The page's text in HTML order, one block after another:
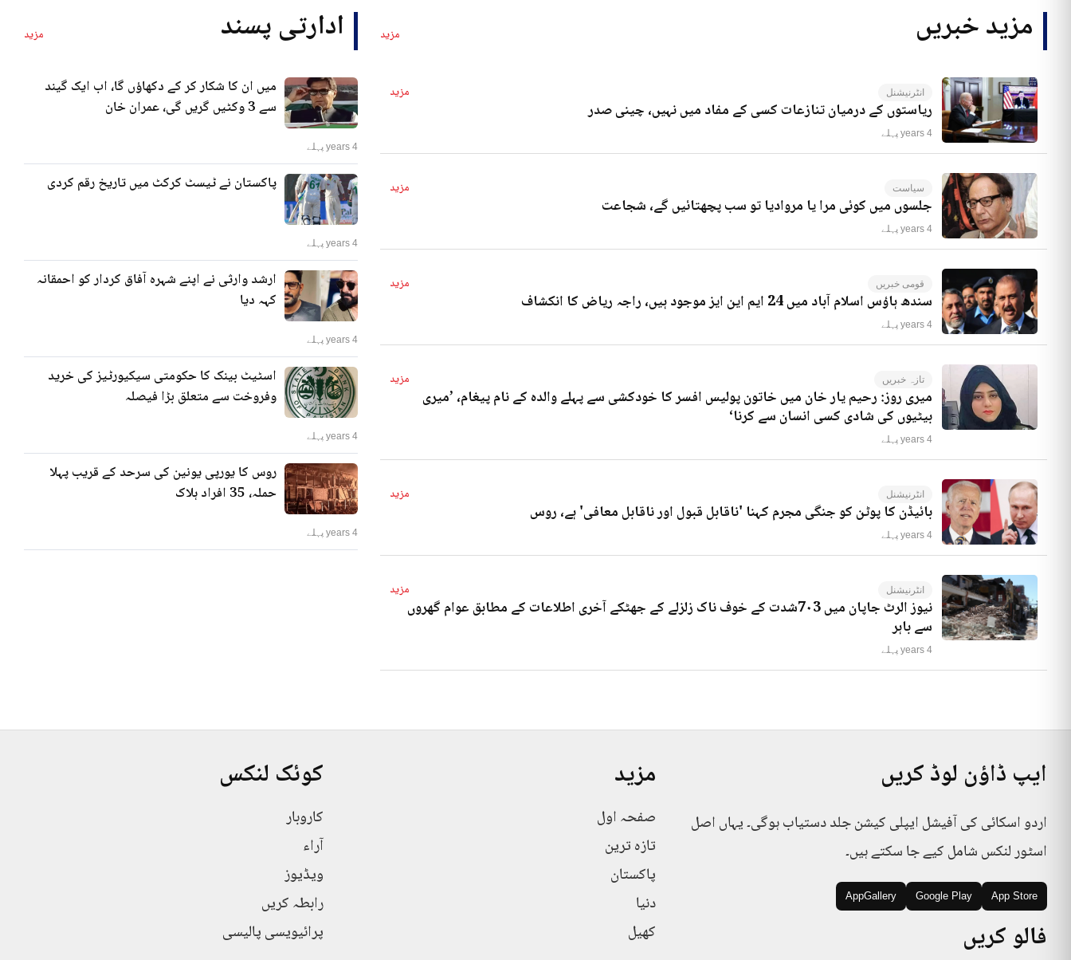
مزید خبریں مزید
انٹرنیشنل مزید
ریاستوں کے درمیان تنازعات کسی کے مفاد میں نہیں، چینی صدر
4 years پہلے
سیاست مزید
جلسوں میں کوئی مرا یا مروادیا تو سب پچھتائیں گے، شجاعت
4 years پہلے
قومی خبریں مزید
سندھ ہاؤس اسلام آباد میں 24 ایم این ایز موجود ہیں، راجہ ریاض کا انکشاف
4 years پہلے
تازہ خبریں مزید
میری روز: رحیم یار خان میں خاتون پولیس افسر کا خودکشی سے پہلے والدہ کے نام پیغام، ’میری
بیٹیوں کی شادی کسی انسان سے کرنا‘
4 years پہلے
انٹرنیشنل مزید
بائیڈن کا پوٹن کو جنگی مجرم کہنا 'ناقابل قبول اور ناقابل معافی' ہے، روس
4 years پہلے
انٹرنیشنل مزید
نیوز الرٹ جاپان میں 7۰3شدت کے خوف ناک زلزلے کے جھٹکے آخری اطلاعات کے مطابق عوام گھروں
سے باہر
4 years پہلے
ادارتی پسند مزید
میں ان کا شکار کر کے دکھاؤں گا، اب ایک گیند
سے 3 وکٹیں گریں گی، عمران خان
4 years پہلے
پاکستان نے ٹیسٹ کرکٹ میں تاریخ رقم کردی
4 years پہلے
ارشد وارثی نے اپنے شہرہ آفاق کردار کو احمقانہ
کہہ دیا
4 years پہلے
اسٹیٹ بینک کا حکومتی سیکیورٹیز کی خرید
وفروخت سے متعلق بڑا فیصلہ
4 years پہلے
روس کا یورپی یونین کی سرحد کے قریب پہلا
حملہ، 35 افراد ہلاک
4 years پہلے
ایپ ڈاؤن لوڈ کریں
اردو اسکائی کی آفیشل ایپلی کیشن جلد دستیاب ہوگی۔ یہاں اصل
اسٹور لنکس شامل کیے جا سکتے ہیں۔
App Store
Google Play
AppGallery
فالو کریں
مزید
صفحہ اول
تازہ ترین
پاکستان
دنیا
کھیل
کوئک لنکس
کاروبار
آراء
ویڈیوز
رابطہ کریں
پرائیویسی پالیسی